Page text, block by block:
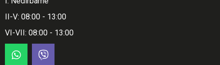
II-V: 08:00 - 13:00
VI-VII: 08:00 - 13:00